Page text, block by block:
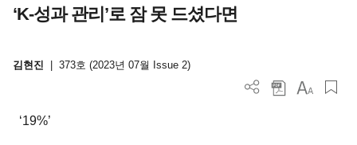
‘K-성과 관리’로 잠 못 드셨다면
김현진 373호 (2023년 07월 Issue 2)
‘19%’